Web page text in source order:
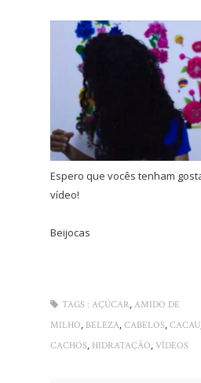
Espero que vocês tenham
vídeo!
Beijocas
TAGS : AÇÚCAR, AMIDO DE
MILHO, BELEZA, CABELOS, CACAU
CACHOS, HIDRATAÇÃO, VÍDEOS